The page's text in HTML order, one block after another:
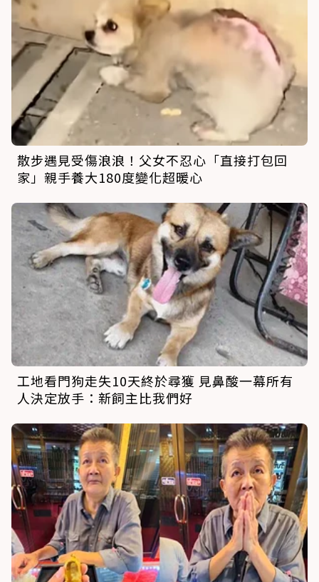
散步遇見受傷浪浪！父女不忍心「直接打包回
家」親手養大180度變化超暖心
工地看門狗走失10天終於尋獲 見鼻酸一幕所有
人決定放手：新飼主比我們好